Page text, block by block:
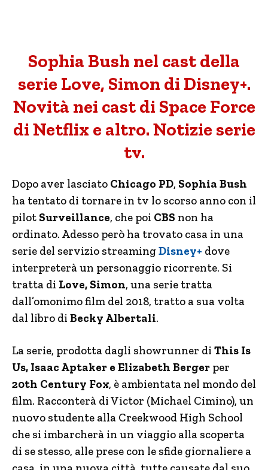
Sophia Bush nel cast della
serie Love, Simon di Disney+.
Novità nei cast di Space Force
di Netflix e altro. Notizie serie
tv.
Dopo aver lasciato Chicago PD, Sophia Bush
ha tentato di tornare in tv lo scorso anno con il
pilot Surveillance, che poi CBS non ha
ordinato. Adesso però ha trovato casa in una
serie del servizio streamingDisney+ dove
interpreterà un personaggio ricorrente. Si
tratta di Love, Simon, una serie tratta
dall’omonimo film del 2018, tratto a sua volta
dal libro di Becky Albertali.
La serie, prodotta dagli showrunner di This Is
Us, Isaac Aptaker e Elizabeth Berger per
20th Century Fox, è ambientata nel mondo del
film. Racconterà di Victor (Michael Cimino), un
nuovo studente alla Creekwood High School
che si imbarcherà in un viaggio alla scoperta
di se stesso, alle prese con le sfide giornaliere a